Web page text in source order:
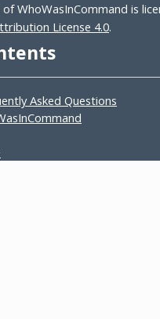
WhoWasInCommand is
License 4.0.
Asked Questions